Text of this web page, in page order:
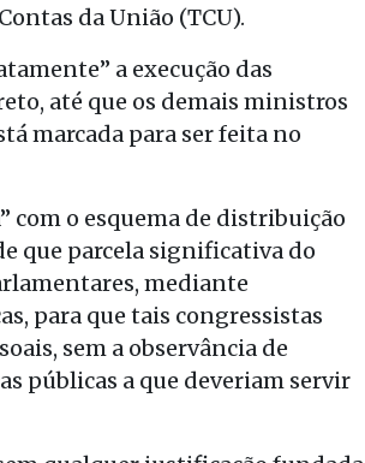
da União (TCU).
a execução das
até que os demais ministros
marcada para ser feita no
com o esquema de distribuição
que parcela significativa do
mediante
para que tais congressistas
sem a observância de
públicas a que deveriam servir